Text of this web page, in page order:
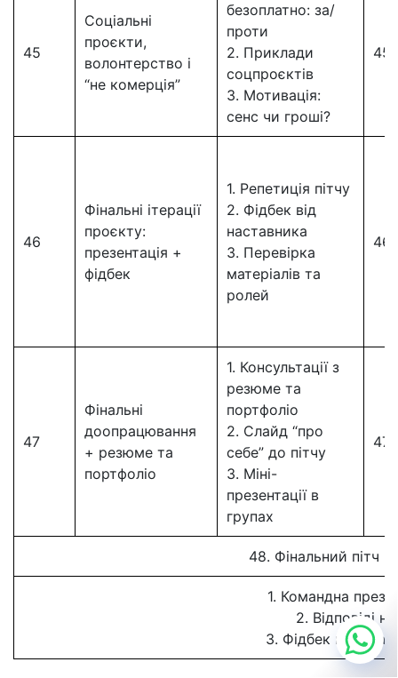
45
Соціальні
проєкти,
волонтерство і
“не комерція”
безоплатно: за/
проти
2. Приклади
соцпроєктів
3. Мотивація:
сенс чи гроші?
45
46
Фінальні ітерації
проєкту:
презентація +
фідбек
1. Репетиція пітчу
2. Фідбек від
наставника
3. Перевірка
матеріалів та
ролей
46
47
Фінальні
доопрацювання
+ резюме та
портфоліо
1. Консультації з
резюме та
портфоліо
2. Слайд “про
себе” до пітчу
3. Міні-
презентації в
групах
47
48. Фінальний пітч
1. Командна
2. Відповіді
3. Фідбек клієнта